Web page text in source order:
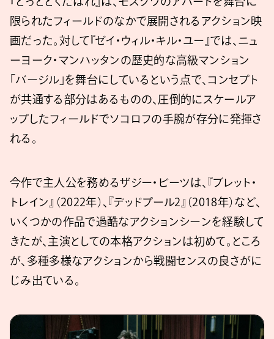
限られたフィールドのなかで展開されるアクション映
画だった。対して『ゼイ・ウィル・キル・ユー』では、ニュ
ーヨーク・マンハッタンの歴史的な高級マンション
「バージル」を舞台にしているという点で、コンセプト
が共通する部分はあるものの、圧倒的にスケールア
ップしたフィールドでソコロフの手腕が存分に発揮さ
れる。
今作で主人公を務めるザジー・ビーツは、『ブレット・
トレイン』（2022年）、『デッドプール2』（2018年）など、
いくつかの作品で過酷なアクションシーンを経験して
きたが、主演としての本格アクションは初めて。ところ
が、多種多様なアクションから戦闘センスの良さがに
じみ出ている。